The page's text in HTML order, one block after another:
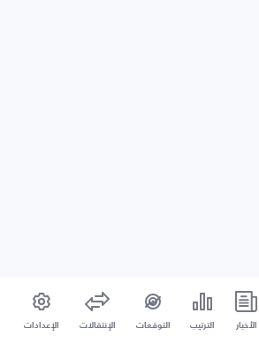
الأخبار الترتيب التوقعات الإنتقالات الإعدادات